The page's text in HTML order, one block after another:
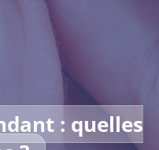
: quelles